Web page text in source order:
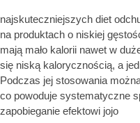
najskuteczniejszych diet
na produktach o niskiej
mają mało kalorii nawet w
się niską kalorycznością, a
Podczas jej stosowania
co powoduje systematyczne
zapobieganie efektowi jojo